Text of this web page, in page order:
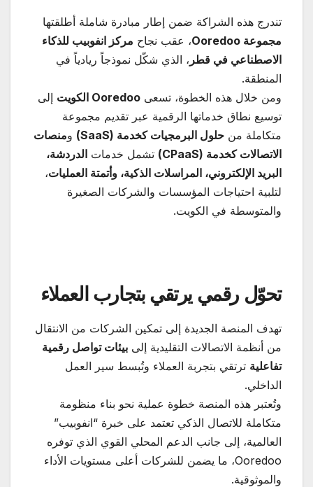
تندرج هذه الشراكة ضمن إطار مبادرة شاملة أطلقتها
مجموعة
، عقب نجاح مركز انفوبيب للذكاء
الاصطناعي في قطر ، الذي شكّل نموذجاً ريادياً في
المنطقة.
ومن خلال هذه الخطوة، تسعى Ooredoo الكويت إلى
توسيع نطاق خدماتها الرقمية عبر تقديم مجموعة
متكاملة من حلول البرمجيات كخدمة (SaaS) ومنصات
الاتصالات كخدمة (CPaaS) تشمل خدمات الدردشة،
البريد الإلكتروني، المراسلات الذكية، وأتمتة العمليات،
لتلبية احتياجات المؤسسات والشركات الصغيرة
والمتوسطة في الكويت.
تحوّل رقمي يرتقي بتجارب العملاء
تهدف المنصة الجديدة إلى تمكين الشركات من الانتقال
من أنظمة الاتصالات التقليدية إلى بيئات تواصل رقمية
تفاعلية ترتقي بتجربة العملاء وتُبسط سير العمل
الداخلي.
وتُعتبر هذه المنصة خطوة عملية نحو بناء منظومة
متكاملة للاتصال الذكي تعتمد على خبرة “انفوبيب”
العالمية، إلى جانب الدعم المحلي القوي الذي توفره
Ooredoo، ما يضمن للشركات أعلى مستويات الأداء
والموثوقية.